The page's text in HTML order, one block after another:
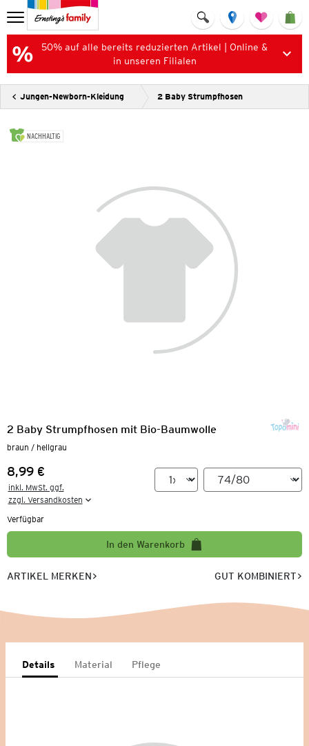
50% auf alle bereits reduzierten Artikel | Online &
in unseren Filialen
Jungen-Newborn-Kleidung 2 Baby Strumpfhosen
NACHHALTIG
2 Baby Strumpfhosen mit Bio-Baumwolle
braun / hellgrau
Preis:
8,99 €
inkl. MwSt. ggf.
zzgl. Versandkosten
Verfügbar
In den Warenkorb
ARTIKEL MERKEN GUT KOMBINIERT
Details Material Pflege